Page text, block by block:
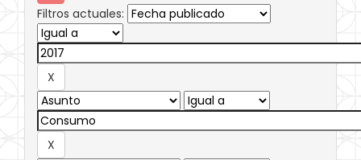
Filtros actuales: